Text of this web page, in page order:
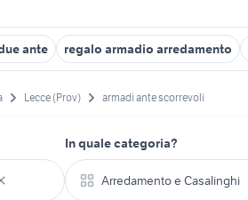
ante regalo armadio arredamento
Lecce (Prov) armadi ante scorrevoli
In quale categoria?
Arredamento e Casalinghi